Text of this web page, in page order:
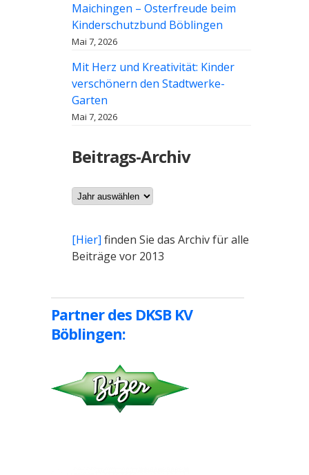
Maichingen – Osterfreude beim
Kinderschutzbund Böblingen
Mai 7, 2026
Mit Herz und Kreativität: Kinder
verschönern den Stadtwerke-
Garten
Mai 7, 2026
Beitrags-Archiv
Archiv
[Hier] finden Sie das Archiv für alle
Beiträge vor 2013
Partner des DKSB KV
Böblingen: